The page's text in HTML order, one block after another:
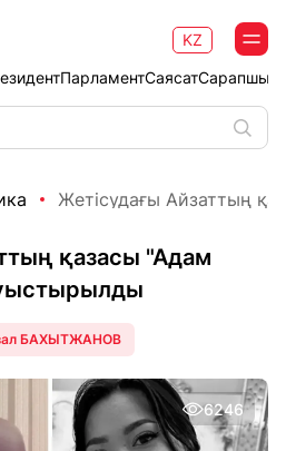
ПарламентСаясат
KZ
Жетісудағы Айзаттың
қазасы "Адам
БАХЫТЖАНОВ
6246